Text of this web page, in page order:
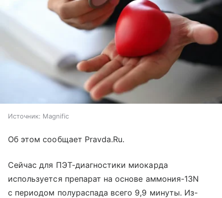
Источник: Magnific
Об этом сообщает Pravda.Ru.
Сейчас для ПЭТ-диагностики миокарда
используется препарат на основе аммония-13N
с периодом полураспада всего 9,9 минуты. Из-